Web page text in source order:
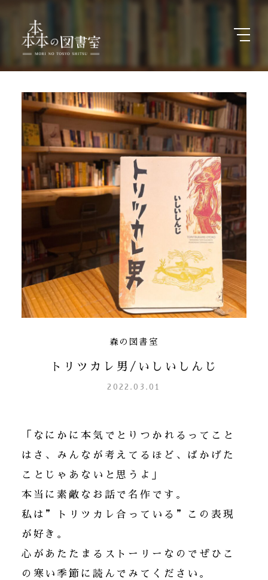
森の図書室
トリツカレ男/いしいしんじ
2022.03.01
「なにかに本気でとりつかれるってこと
はさ、みんなが考えてるほど、ばかげた
ことじゃあないと思うよ」
本当に素敵なお話で名作です。
私は”トリツカレ合っている”この表現
が好き。
心があたたまるストーリーなのでぜひこ
の寒い季節に読んでみてください。